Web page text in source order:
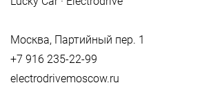
Москва, Партийный пер. 1
+7 916 235-22-99
electrodrivemoscow.ru